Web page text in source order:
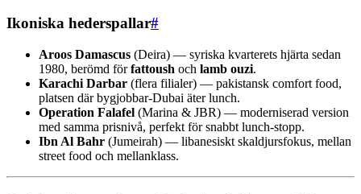
Ikoniska hederspallar#
Aroos Damascus (Deira) — syriska kvarterets hjärta sedan
1980, berömd författoush och lamb ouzi.
Karachi Darbar (flera filialer) — pakistansk comfort food,
platsen där bygjobbar-Dubai äter lunch.
Operation Falafel (Marina & JBR) — moderniserad version
med samma prisnivå, perfekt för snabbt lunch-stopp.
Ibn Al Bahr (Jumeirah) — libanesiskt skaldjursfokus, mellan
street food och mellanklass.